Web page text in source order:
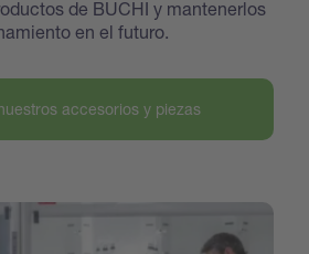
de BUCHI y mantenerlos
en el futuro.
accesorios y piezas